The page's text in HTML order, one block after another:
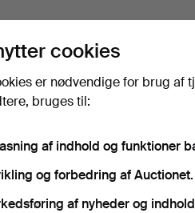
till en fast pris for alle
cookies
er nødvendige for brug af
bruges til:
af indhold og funktioner
og forbedring af Auctionet.
af nyheder og